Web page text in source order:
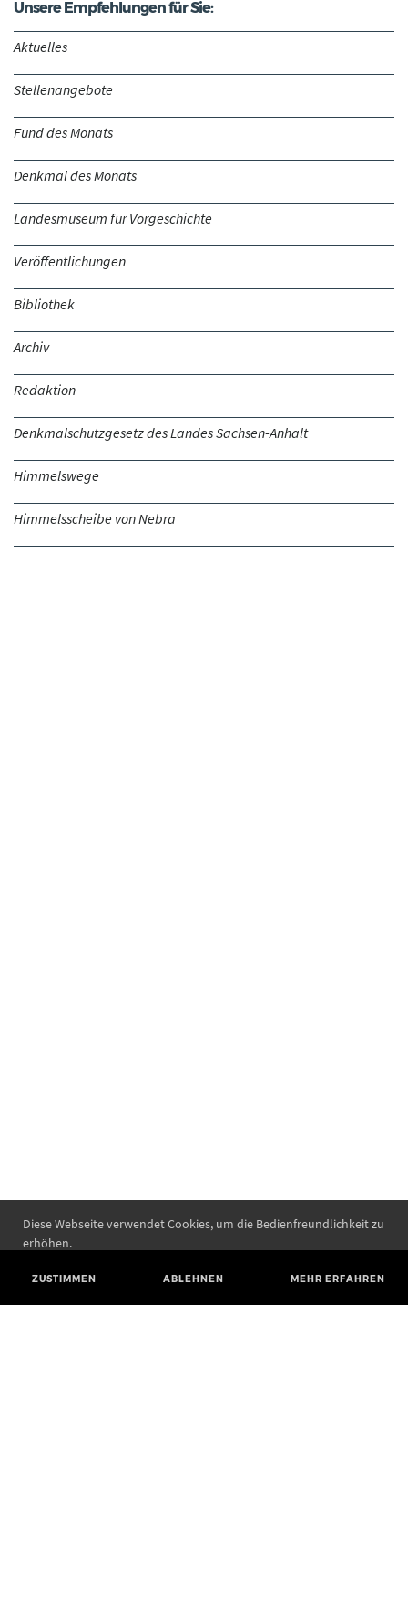
Diese Webseite verwendet Cookies, um die Bedienfreundlichkeit zu
erhöhen.
ZUSTIMMEN ABLEHNEN MEHR ERFAHREN
Unsere Empfehlungen für Sie:
Aktuelles
Stellenangebote
Fund des Monats
Denkmal des Monats
Landesmuseum für Vorgeschichte
Veröffentlichungen
Bibliothek
Archiv
Redaktion
Denkmalschutzgesetz des Landes Sachsen-Anhalt
Himmelswege
Himmelsscheibe von Nebra